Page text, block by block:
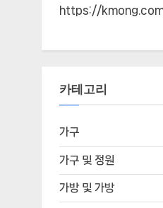
https://
카테고리
가구
가구 및 정원
가방 및 가방